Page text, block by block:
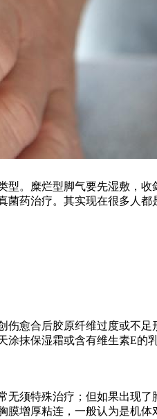
。糜烂型脚气要先湿敷，
药治疗。其实现在很多人
愈合后胶原纤维过度或不
抹保湿霜或含有维生素E
须特殊治疗；但如果出现
增厚粘连，一般认为是机